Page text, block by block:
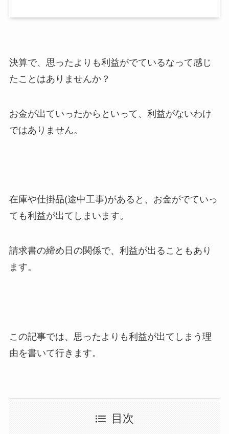
決算で、思ったよりも利益がでているなって感じ
たことはありませんか？
お金が出ていったからといって、利益がないわけ
ではありません。
在庫や仕掛品(途中工事)があると、お金がでていっ
ても利益が出てしまいます。
請求書の締め日の関係で、利益が出ることもあり
ます。
この記事では、思ったよりも利益が出てしまう理
由を書いて行きます。
目次